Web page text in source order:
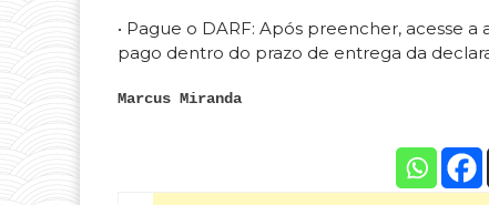
• Pague o DARF: Após preencher, acesse
pago dentro do prazo de entrega da
Marcus Miranda